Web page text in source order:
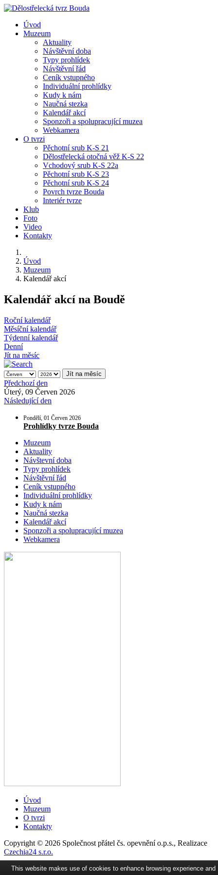
Úvod
Muzeum
Aktuality
Návštěvní doba
Typy prohlídek
Návštěvní řád
Ceník vstupného
Individuální prohlídky
Kudy k nám
Naučná stezka
Kalendář akcí
Sponzoři a spolupracující muzea
Webkamera
O tvrzi
Pěchotní srub K-S 21
Dělostřelecká otočná věž K-S 22
Vchodový srub K-S 22a
Pěchotní srub K-S 23
Pěchotní srub K-S 24
Povrch tvrze Bouda
Interiér tvrze
Klub
Foto
Video
Kontakty
Úvod
Muzeum
Kalendář akcí
Kalendář akcí na Boudě
Roční kalendář
Měsíční kalendář
Týdenní kalendář
Denní
Jít na měsíc
Jít na měsíc
Předchozí den
Úterý, 09 Červen 2026
Následující den
Pondělí, 01 Červen 2026
Prohlídky tvrze Bouda
Muzeum
Aktuality
Návštevní doba
Typy prohlídek
Návštěvní řád
Ceník vstupného
Individuální prohlídky
Kudy k nám
Naučná stezka
Kalendář akcí
Sponzoři a spolupracující muzea
Webkamera
Úvod
Muzeum
O tvrzi
Kontakty
Copyright © 2026 Společnost přátel čs. opevnění o.p.s., Realizace
Czechia24 s.r.o.
This website makes use of cookies to enhance browsing experience and